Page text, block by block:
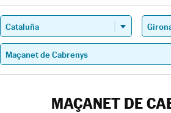
MAÇANET DE